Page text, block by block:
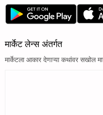
मार्केट लेन्स अंतर्गत
मार्केटला आकार देणाऱ्या कथांवर सखोल